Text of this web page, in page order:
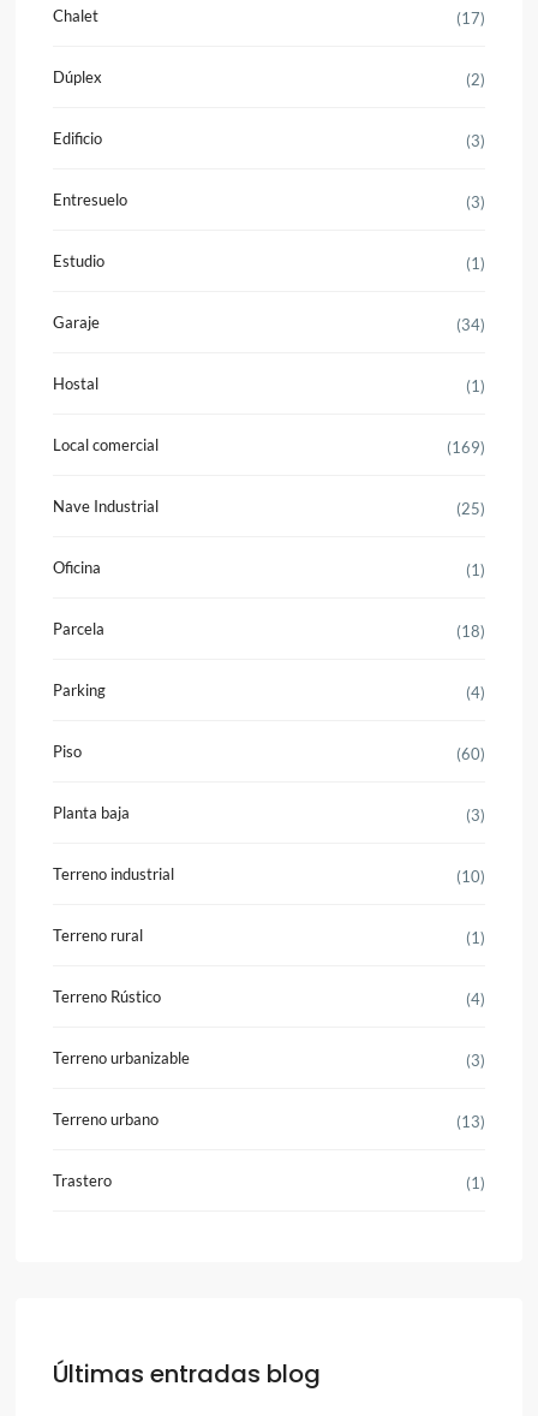
Chalet (17)
Dúplex (2)
Edificio (3)
Entresuelo (3)
Estudio (1)
Garaje (34)
Hostal (1)
Local comercial (169)
Nave Industrial (25)
Oficina (1)
Parcela (18)
Parking (4)
Piso (60)
Planta baja (3)
Terreno industrial (10)
Terreno rural (1)
Terreno Rústico (4)
Terreno urbanizable (3)
Terreno urbano (13)
Trastero (1)
Últimas entradas blog